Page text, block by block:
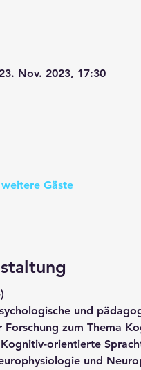
Nov. 2023, 17:30
Gäste
und
zum Thema
orientierte
und